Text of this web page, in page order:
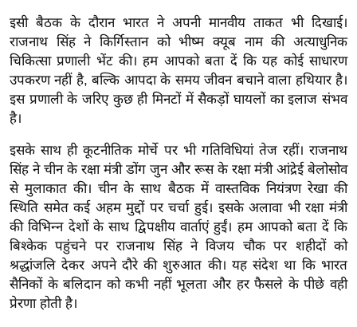
ब्री
फ
म
नो
रं
न
ज
ग
त
बॉ
ली
वु
ड
इसी बैठक के दौरान भारत ने अपनी मानवीय ताकत भी दिखाई।
राजनाथ सिंह ने किर्गिस्तान को भीष्म क्यूब नाम की अत्याधुनिक
चिकित्सा प्रणाली भेंट की। हम आपको बता दें कि यह कोई साधारण
उपकरण नहीं है, बल्कि आपदा के समय जीवन बचाने वाला हथियार है।
इस प्रणाली के जरिए कुछ ही मिनटों में सैकड़ों घायलों का इलाज संभव
है।
इसके साथ ही कूटनीतिक मोर्चे पर भी गतिविधियां तेज रहीं। राजनाथ
सिंह ने चीन के रक्षा मंत्री डोंग जुन और रूस के रक्षा मंत्री आंद्रेई बेलोसोव
से मुलाकात की। चीन के साथ बैठक में वास्तविक नियंत्रण रेखा की
स्थिति समेत कई अहम मुद्दों पर चर्चा हुई। इसके अलावा भी रक्षा मंत्री
की विभिन्न देशों के साथ द्विपक्षीय वार्ताएं हुईं। हम आपको बता दें कि
बिश्केक पहुंचने पर राजनाथ सिंह ने विजय चौक पर शहीदों को
श्रद्धांजलि देकर अपने दौरे की शुरुआत की। यह संदेश था कि भारत
सैनिकों के बलिदान को कभी नहीं भूलता और हर फैसले के पीछे वही
प्रेरणा होती है।